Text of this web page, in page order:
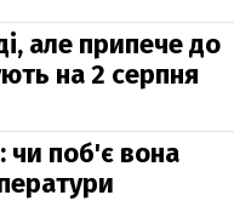
але припече до
на 2 серпня
чи поб'є вона